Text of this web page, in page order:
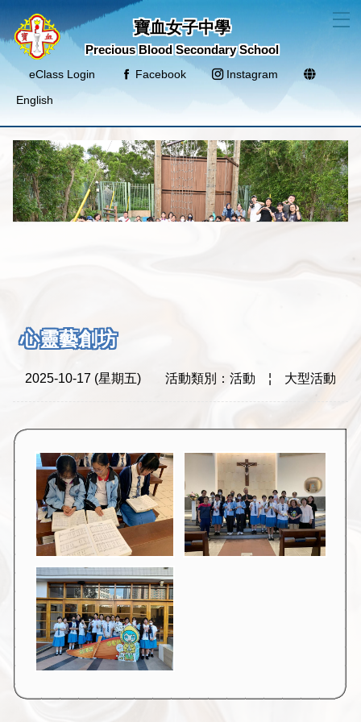
寶血女子中學
Precious Blood Secondary School
eClass Login Facebook
Instagram
English
心靈藝創坊
2025-10-17 (星期五) 活動類別：活動 ¦ 大型活動